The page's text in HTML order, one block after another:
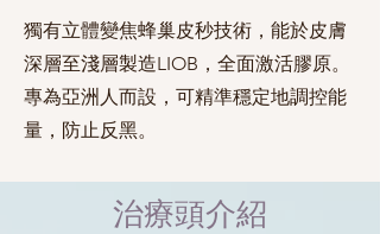
獨有立體變焦蜂巢皮秒技術，能於皮膚
深層至淺層製造LIOB，全面激活膠原。
專為亞洲人而設，可精準穩定地調控能
量，防止反黑。
治療頭介紹